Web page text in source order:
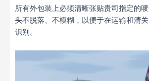
所有外包装上必须清晰张贴贵司指定的
头不脱落、不模糊，以便于在运输和清
识别。